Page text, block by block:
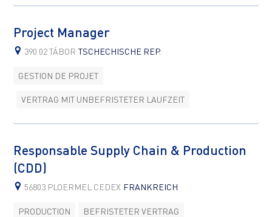
Project Manager
390 02 TÁBOR TSCHECHISCHE REP.
GESTION DE PROJET
VERTRAG MIT UNBEFRISTETER LAUFZEIT
Responsable Supply Chain & Production
(CDD)
56803 PLOERMEL CEDEX FRANKREICH
PRODUCTION BEFRISTETER VERTRAG